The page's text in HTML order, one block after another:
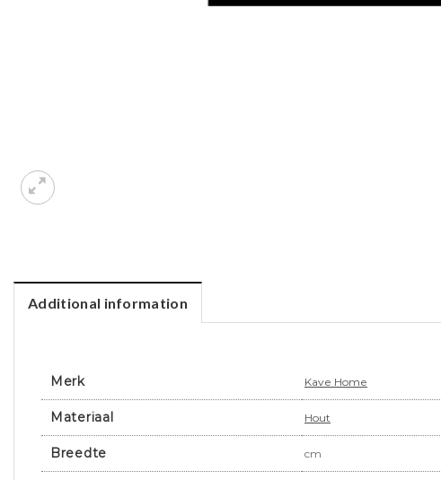
Additional information
Merk Kave Home
Materiaal Hout
Breedte cm